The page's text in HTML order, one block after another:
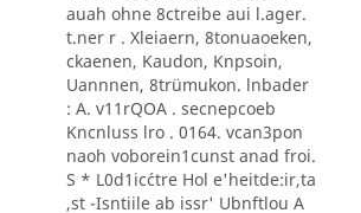
auah ohne 8ctreibe aui l.ager.
t.ner r . Xleiaern, 8tonuaoeken,
ckaenen, Kaudon, Knpsoin,
Uannnen, 8trümukon. lnbader
: A. v11rQOA . secnepcoeb
Kncnluss lro . 0164. vcan3pon
naoh voborein1cunst anad froi.
S * L0d1ic´ctre Hol e'heitde:ir,ta
,st -Isntiile ab issr' Ubnftlou A